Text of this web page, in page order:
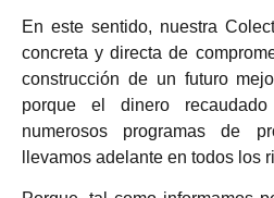
En este sentido, nuestra
concreta y directa de
construcción de un futuro
porque el dinero
numerosos programas de
llevamos adelante en todos los